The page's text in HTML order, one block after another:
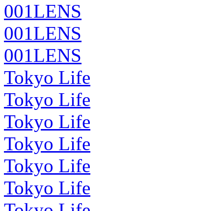
001LENS
001LENS
001LENS
Tokyo Life
Tokyo Life
Tokyo Life
Tokyo Life
Tokyo Life
Tokyo Life